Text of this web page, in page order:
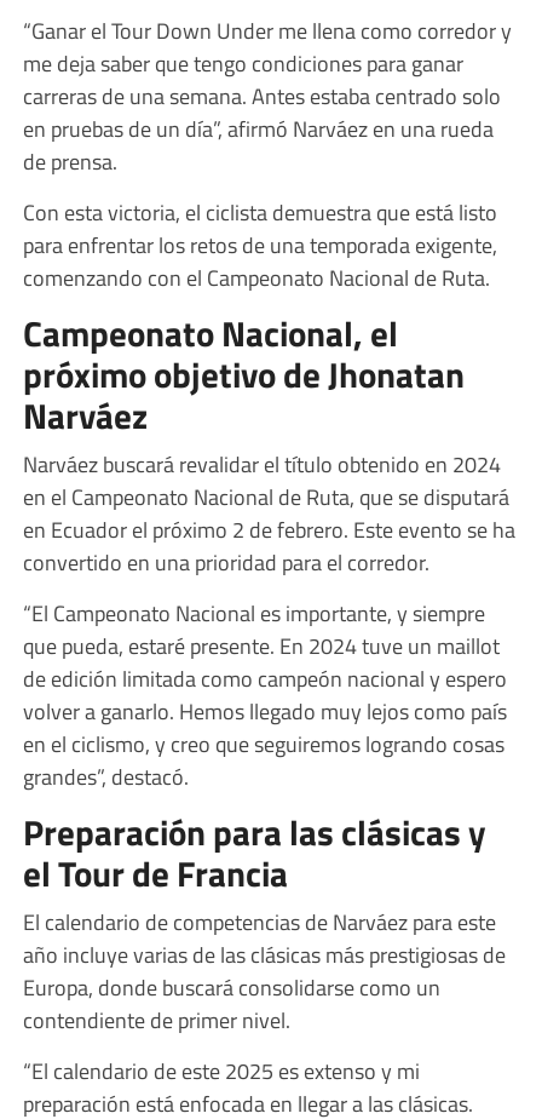
“Ganar el Tour Down Under me llena como corredor y
me deja saber que tengo condiciones para ganar
carreras de una semana. Antes estaba centrado solo
en pruebas de un día”, afirmó Narváez en una rueda
de prensa.
Con esta victoria, el ciclista demuestra que está listo
para enfrentar los retos de una temporada exigente,
comenzando con el Campeonato Nacional de Ruta.
Campeonato Nacional, el
próximo objetivo de Jhonatan
Narváez
Narváez buscará revalidar el título obtenido en 2024
en el Campeonato Nacional de Ruta, que se disputará
en Ecuador el próximo 2 de febrero. Este evento se ha
convertido en una prioridad para el corredor.
“El Campeonato Nacional es importante, y siempre
que pueda, estaré presente. En 2024 tuve un maillot
de edición limitada como campeón nacional y espero
volver a ganarlo. Hemos llegado muy lejos como país
en el ciclismo, y creo que seguiremos logrando cosas
grandes”, destacó.
Preparación para las clásicas y
el Tour de Francia
El calendario de competencias de Narváez para este
año incluye varias de las clásicas más prestigiosas de
Europa, donde buscará consolidarse como un
contendiente de primer nivel.
“El calendario de este 2025 es extenso y mi
preparación está enfocada en llegar a las clásicas.